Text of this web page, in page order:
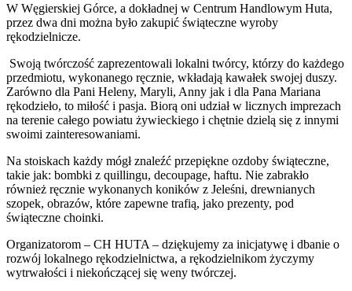
W Węgierskiej Górce, a dokładnej w Centrum Handlowym Huta,
przez dwa dni można było zakupić świąteczne wyroby
rękodzielnicze.
Swoją twórczość zaprezentowali lokalni twórcy, którzy do każdego
przedmiotu, wykonanego ręcznie, wkładają kawałek swojej duszy.
Zarówno dla Pani Heleny, Maryli, Anny jak i dla Pana Mariana
rękodzieło, to miłość i pasja. Biorą oni udział w licznych imprezach
na terenie całego powiatu żywieckiego i chętnie dzielą się z innymi
swoimi zainteresowaniami.
Na stoiskach każdy mógł znaleźć przepiękne ozdoby świąteczne,
takie jak: bombki z quillingu, decoupage, haftu. Nie zabrakło
również ręcznie wykonanych koników z Jeleśni, drewnianych
szopek, obrazów, które zapewne trafią, jako prezenty, pod
świąteczne choinki.
Organizatorom – CH HUTA – dziękujemy za inicjatywę i dbanie o
rozwój lokalnego rękodzielnictwa, a rękodzielnikom życzymy
wytrwałości i niekończącej się weny twórczej.